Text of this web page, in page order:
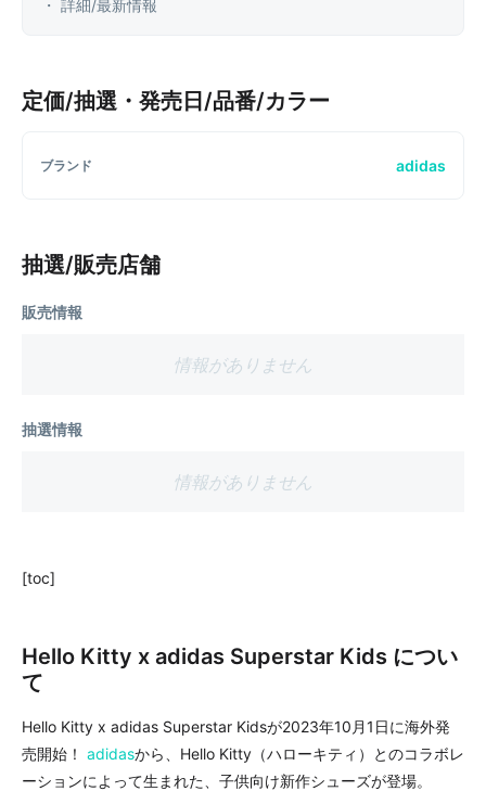
・ 詳細/最新情報
定価/抽選・発売日/品番/カラー
ブランド adidas
抽選/販売店舗
販売情報
情報がありません
抽選情報
情報がありません
[toc]
Hello Kitty x adidas Superstar Kids につい
て
Hello Kitty x adidas Superstar Kidsが2023年10月1日に海外発
売開始！ adidasから、Hello Kitty（ハローキティ）とのコラボレ
ーションによって生まれた、子供向け新作シューズが登場。